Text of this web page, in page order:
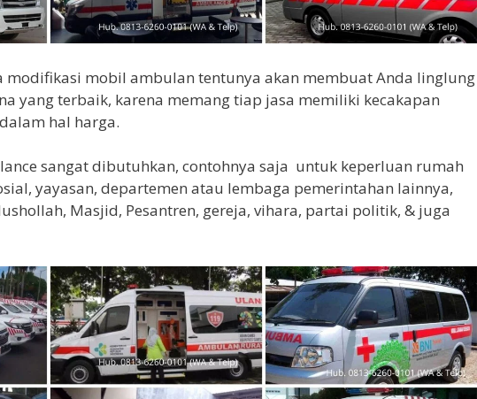
modifikasi mobil ambulan tentunya akan membuat Anda linglung
yang terbaik, karena memang tiap jasa memiliki kecakapan
hal harga.
sangat dibutuhkan, contohnya saja untuk keperluan rumah
yayasan, departemen atau lembaga pemerintahan lainnya,
Masjid, Pesantren, gereja, vihara, partai politik, & juga